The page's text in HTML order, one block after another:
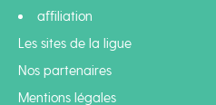
affiliation
Les sites de la ligue
Nos partenaires
Mentions légales